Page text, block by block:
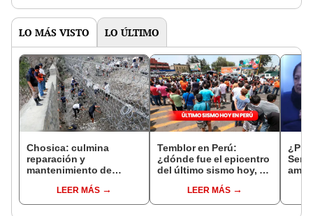
LO MÁS VISTO LO ÚLTIMO
Chosica: culmina
reparación y
mantenimiento de
LEER MÁS
Temblor en Perú:
¿dónde fue el epicentro
del último sismo hoy, 3
LEER MÁS